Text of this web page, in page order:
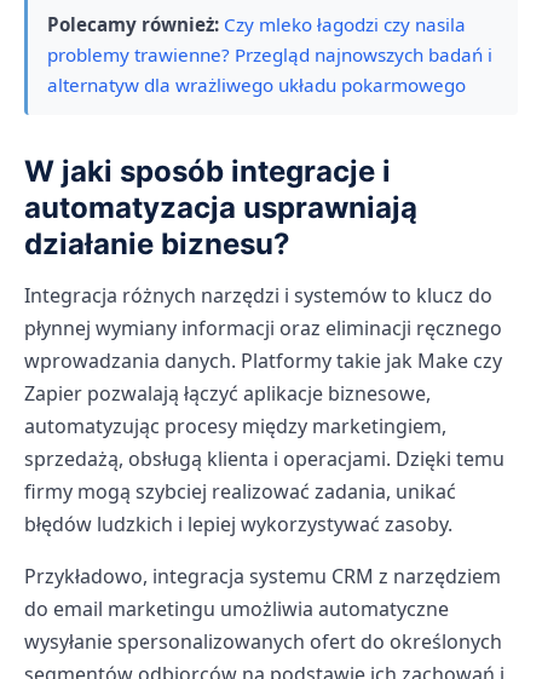
Polecamy również: Czy mleko łagodzi czy nasila
problemy trawienne? Przegląd najnowszych badań i
alternatyw dla wrażliwego układu pokarmowego
W jaki sposób integracje i
automatyzacja usprawniają
działanie biznesu?
Integracja różnych narzędzi i systemów to klucz do
płynnej wymiany informacji oraz eliminacji ręcznego
wprowadzania danych. Platformy takie jak Make czy
Zapier pozwalają łączyć aplikacje biznesowe,
automatyzując procesy między marketingiem,
sprzedażą, obsługą klienta i operacjami. Dzięki temu
firmy mogą szybciej realizować zadania, unikać
błędów ludzkich i lepiej wykorzystywać zasoby.
Przykładowo, integracja systemu CRM z narzędziem
do email marketingu umożliwia automatyczne
wysyłanie spersonalizowanych ofert do określonych